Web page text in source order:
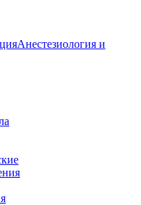
Анестезиология и